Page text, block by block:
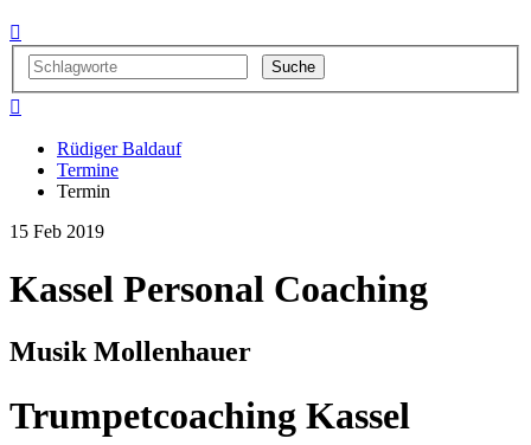


Rüdiger Baldauf
Termine
Termin
15 Feb 2019
Kassel Personal Coaching
Musik Mollenhauer
Trumpetcoaching Kassel